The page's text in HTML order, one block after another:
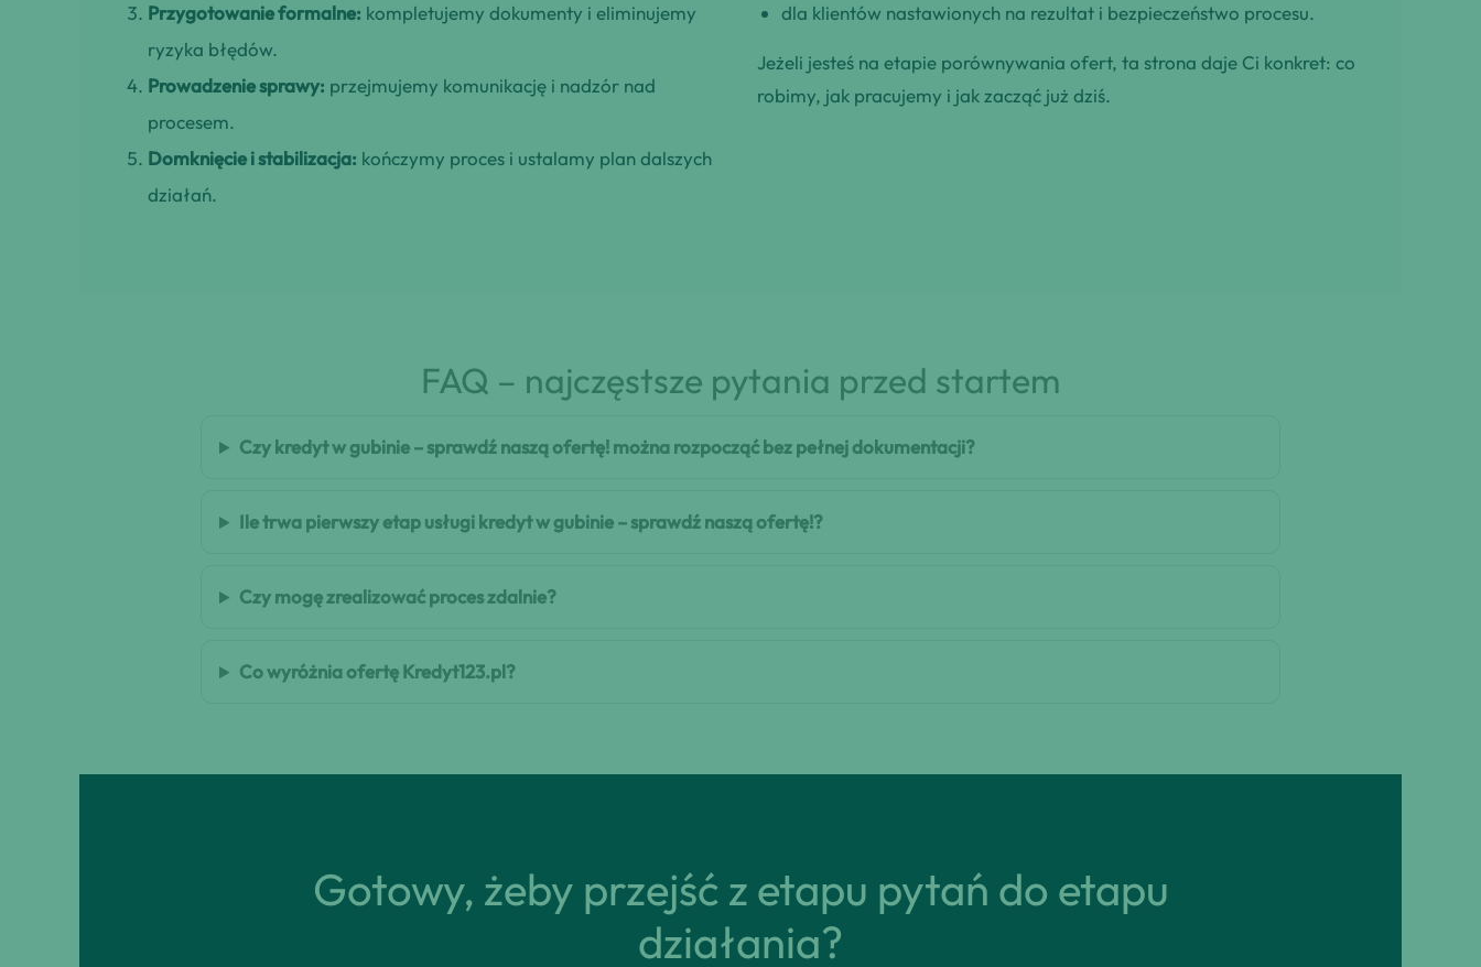
Przygotowanie formalne: kompletujemy dokumenty i eliminujemy
ryzyka błędów.
Prowadzenie sprawy: przejmujemy komunikację i nadzór nad
procesem.
Domknięcie i stabilizacja: kończymy proces i ustalamy plan dalszych
działań.
dla klientów nastawionych na rezultat i bezpieczeństwo procesu.
Jeżeli jesteś na etapie porównywania ofert, ta strona daje Ci konkret: co
robimy, jak pracujemy i jak zacząć już dziś.
FAQ – najczęstsze pytania przed startem
Czy kredyt w gubinie – sprawdź naszą ofertę! można rozpocząć bez pełnej dokumentacji?
Ile trwa pierwszy etap usługi kredyt w gubinie – sprawdź naszą ofertę!?
Czy mogę zrealizować proces zdalnie?
Co wyróżnia ofertę Kredyt123.pl?
Gotowy, żeby przejść z etapu pytań do etapu
działania?